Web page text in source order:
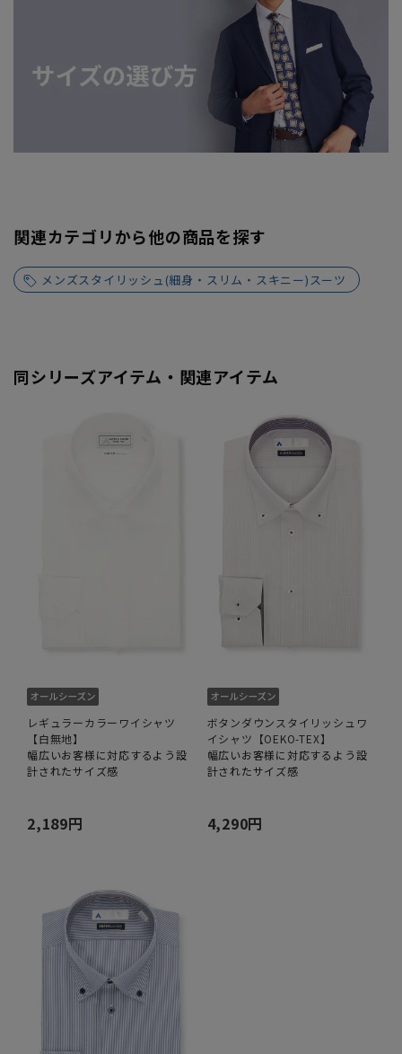
関連カテゴリから他の商品を探す
メンズスタイリッシュ(細身・スリム・スキニー)スーツ
同シリーズアイテム・関連アイテム
レギュラーカラーワイシャツ
【白無地】
幅広いお客様に対応するよう設
計されたサイズ感
2,189円
ボタンダウンスタイリッシュワ
イシャツ【OEKO-TEX】
幅広いお客様に対応するよう設
計されたサイズ感
4,290円